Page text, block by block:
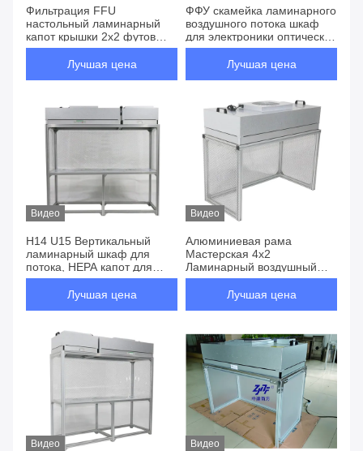
Фильтрация FFU
настольный ламинарный
капот крышки 2x2 футов
575 * 575 * 300 мм
Лучшая цена
ФФУ скамейка ламинарного
воздушного потока шкаф
для электроники оптической
промышленности
здравоохранения
Лучшая цена
Видео
H14 U15 Вертикальный
ламинарный шкаф для
потока, HEPA капот для
потока ISO 4 5 класс 10 100
Лучшая цена
Видео
Алюминиевая рама
Мастерская 4x2
Ламинарный воздушный
поток FFU Чистая рабочая
скамейка HEPA Фан-фильтр
Лучшая цена
Видео Видео